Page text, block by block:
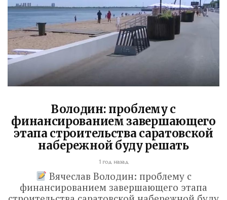
Володин: проблему с
финансированием завершающего
этапа строительства саратовской
набережной буду решать
1 год назад
Вячеслав Володин: проблему с
финансированием завершающего этапа